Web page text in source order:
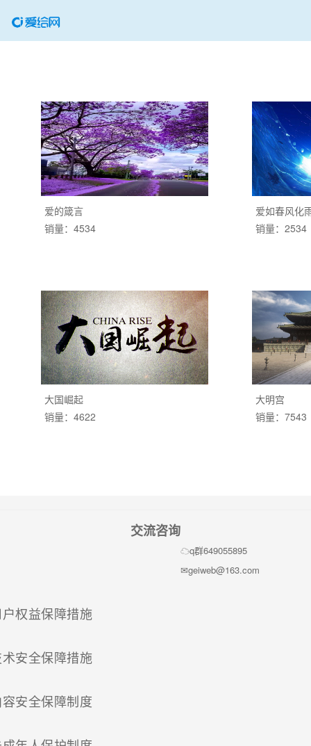
爱的箴言
销量：4534
爱如春风化
销量：2534
大国崛起
销量：4622
大明宫
销量：7543
交流咨询
q群649055895
geiweb@163.com
权益保障措施(current)
安全保障措施(current)
安全保障制度